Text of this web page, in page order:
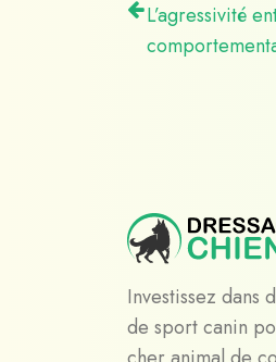
L’agressivité
Investissez dans
de sport canin